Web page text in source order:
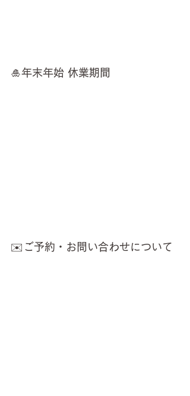
🎍年末年始 休業期間
✉️ご予約・お問い合わせについて